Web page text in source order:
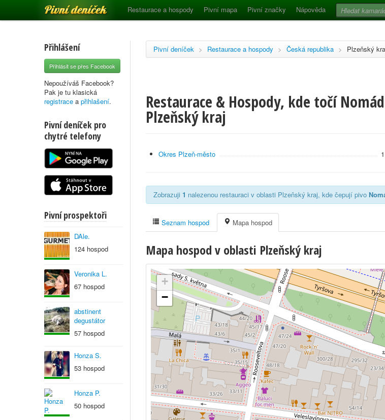
Pivní deníček Restaurace a hospody Pivní mapa Pivní značky Nápověda
Přihlášení
Přihlásit se přes Facebook
Nepoužíváš Facebook?
Pak je tu klasická
registrace a přihlašení.
Pivní deníček pro
chytré telefony
Pivní prospektoři
DAle.
124 hospod
Veronika L.
67 hospod
abstinent
degustátor
57 hospod
Honza S.
53 hospod
Honza P.
50 hospod
Pivní deníček > Restaurace a hospody > Česká republika > Plzeňský
Restaurace & Hospody, kde točí
Plzeňský kraj
Okres Plzeň-město 1
Zobrazuji 1 nalezenou restauraci v oblasti Plzeňský kraj, kde čepují pivo
Seznam hospod Mapa hospod
Mapa hospod v oblasti Plzeňský kraj
+
−